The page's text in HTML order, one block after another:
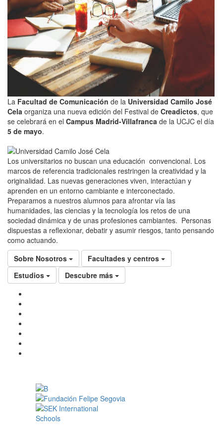
La Facultad de Comunicación de la Universidad Camilo José
Cela organiza una nueva edición del Festival de Creadictos, que
se celebrará en el Campus Madrid-Villafranca de la UCJC el día
5 de mayo.
Los universitarios no buscan una educación convencional. Los
marcos de referencia tradicionales restringen la creatividad y la
originalidad. Las nuevas generaciones viven, interactúan y
aprenden en un entorno cambiante e interconectado.
Preparamos a nuestros alumnos para afrontar vía las
humanidades, las ciencias y la tecnología los retos de una
sociedad dinámica y de unas profesiones cambiantes. Personas
dispuestas a reflexionar, debatir y asumir riesgos, tanto pensando
como actuando.
Sobre Nosotros
Facultades y centros
Estudios
Descubre más